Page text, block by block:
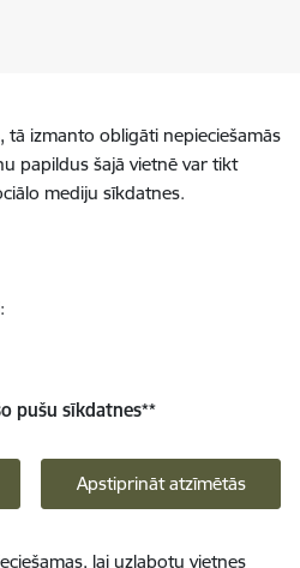
tā izmanto obligāti nepieciešamās
papildus šajā vietnē var tikt
mediju sīkdatnes.
pušu sīkdatnes**
Apstiprināt atzīmētās
lai uzlabotu vietnes